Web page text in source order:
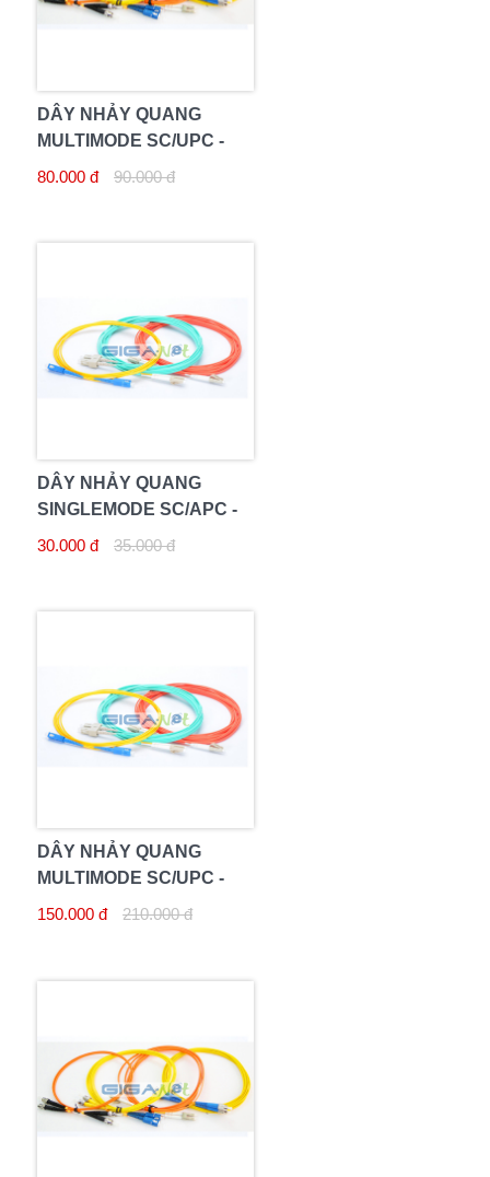
DÂY NHẢY QUANG
MULTIMODE SC/UPC -
SC/UPC 3M DUPLEX
80.000 đ 90.000 đ
DÂY NHẢY QUANG
SINGLEMODE SC/APC -
SC/APC 2M
30.000 đ 35.000 đ
DÂY NHẢY QUANG
MULTIMODE SC/UPC -
SC/UPC 10M DUPLEX
150.000 đ 210.000 đ